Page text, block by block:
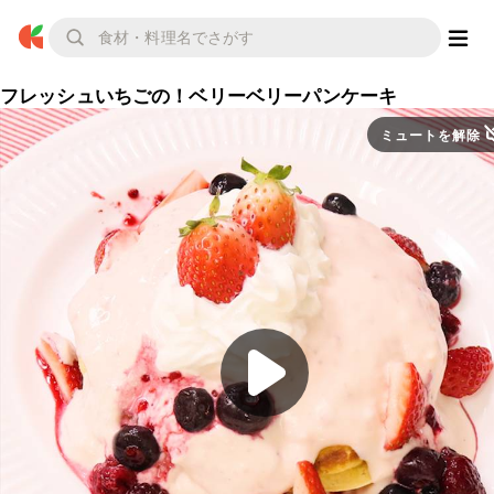
フレッシュいちごの！ベリーベリーパンケーキ
ミュートを解除